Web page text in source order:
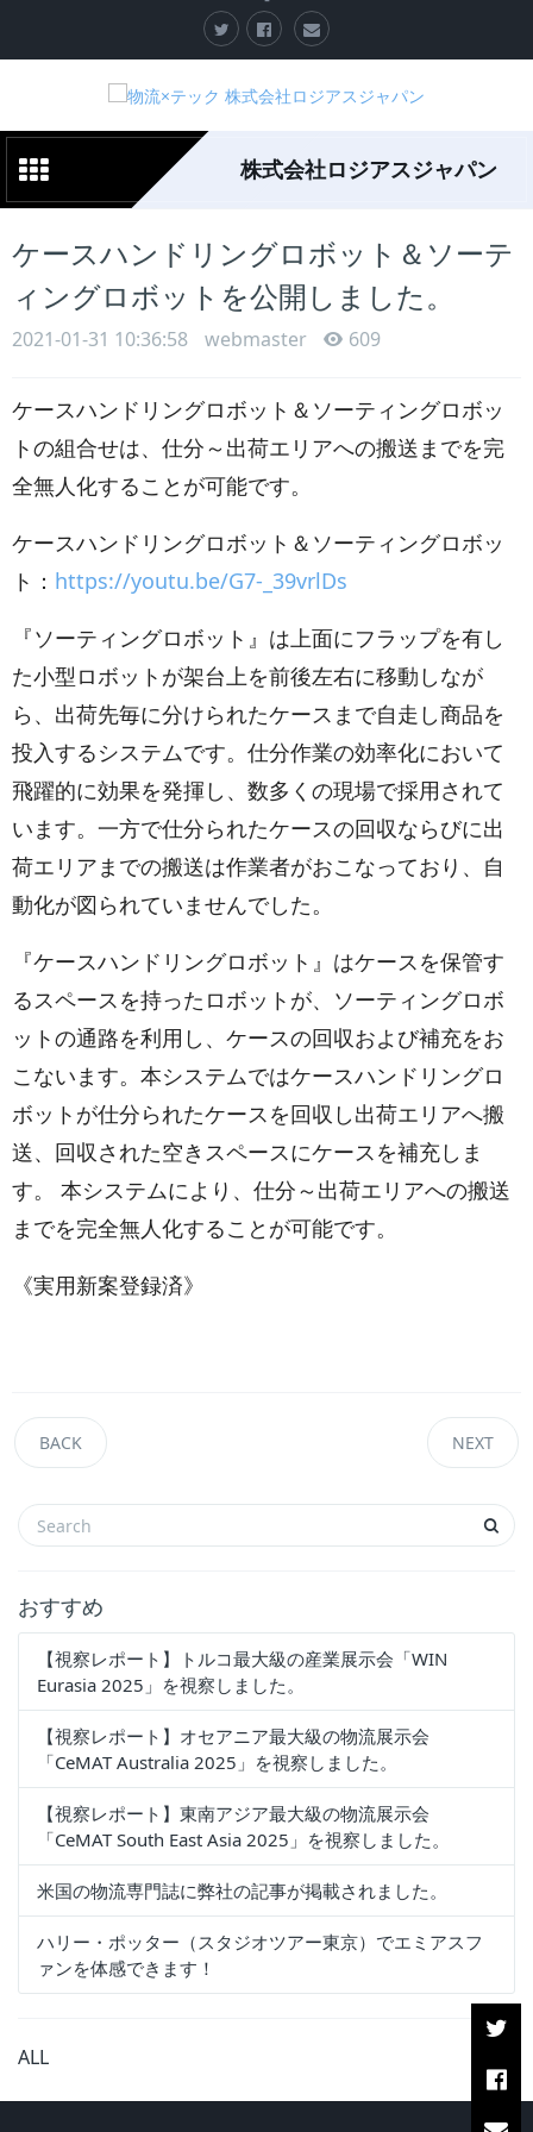
株式会社ロジアスジャパン
ケースハンドリングロボット＆ソーテ
ィングロボットを公開しました。
2021-01-31 10:36:58 webmaster 609
ケースハンドリングロボット＆ソーティングロボッ
トの組合せは、仕分～出荷エリアへの搬送までを完
全無人化することが可能です。
ケースハンドリングロボット＆ソーティングロボッ
ト： https://youtu.be/G7-_39vrlDs
『ソーティングロボット』は上面にフラップを有し
た小型ロボットが架台上を前後左右に移動しなが
ら、出荷先毎に分けられたケースまで自走し商品を
投入するシステムです。仕分作業の効率化において
飛躍的に効果を発揮し、数多くの現場で採用されて
います。一方で仕分られたケースの回収ならびに出
荷エリアまでの搬送は作業者がおこなっており、自
動化が図られていませんでした。
『ケースハンドリングロボット』はケースを保管す
るスペースを持ったロボットが、ソーティングロボ
ットの通路を利用し、ケースの回収および補充をお
こないます。本システムではケースハンドリングロ
ボットが仕分られたケースを回収し出荷エリアへ搬
送、回収された空きスペースにケースを補充しま
す。 本システムにより、仕分～出荷エリアへの搬送
までを完全無人化することが可能です。
《実用新案登録済》
BACK NEXT
おすすめ
【視察レポート】トルコ最大級の産業展示会「WIN
Eurasia 2025」を視察しました。
【視察レポート】オセアニア最大級の物流展示会
「CeMAT Australia 2025」を視察しました。
【視察レポート】東南アジア最大級の物流展示会
「CeMAT South East Asia 2025」を視察しました。
米国の物流専門誌に弊社の記事が掲載されました。
ハリー・ポッター（スタジオツアー東京）でエミアスフ
ァンを体感できます！
ALL